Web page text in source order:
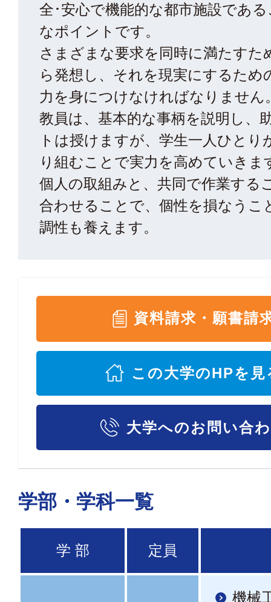
全･安心で機能的な都市施設であ
なポイントです。
さまざまな要求を同時に満たすた
ら発想し、それを現実にするため
力を身につけなければなりません
教員は、基本的な事柄を説明し、
トは授けますが、学生一人ひとり
り組むことで実力を高めていきま
個人の取組みと、共同で作業する
合わせることで、個性を損なうこ
調性も養えます。
資料請求・願書請
この大学のHPを見
大学へのお問い合
学部・学科一覧
学 部 定員
機械